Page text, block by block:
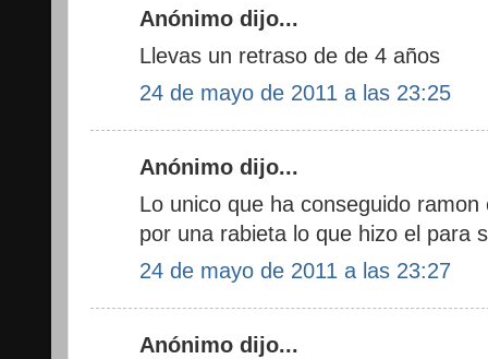
Anónimo dijo...
Llevas un retraso de de 4 años
24 de mayo de 2011 a las 23:25
Anónimo dijo...
Lo unico que ha conseguido
por una rabieta lo que hizo el para
24 de mayo de 2011 a las 23:27
Anónimo dijo...